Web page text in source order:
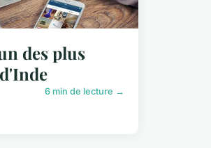
des plus
6 min de lecture →